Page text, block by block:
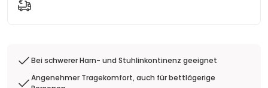
Bei schwerer Harn- und Stuhlinkontinenz geeignet
Angenehmer Tragekomfort, auch für bettlägerige